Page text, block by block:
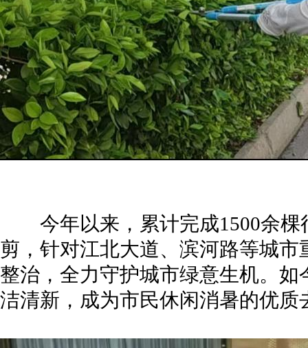
今年以来，累计完成1500余棵
剪，针对江北大道、滨河路等城
整治，全力守护城市绿意生机。
洁清新，成为市民休闲消暑的优质